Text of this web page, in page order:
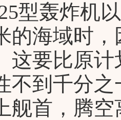
型轰炸机
的海域时
这要比原
不到千分
舰首，腾